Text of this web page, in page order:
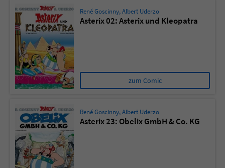
René Goscinny,Albert Uderzo
Asterix 02: Asterix und Kleopatra
zum Comic
René Goscinny,Albert Uderzo
Asterix 23: Obelix GmbH & Co. KG